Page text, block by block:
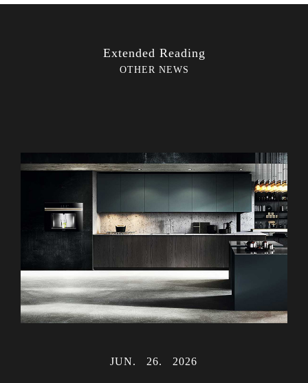
Extended Reading
OTHER NEWS
JUN 26 2026
JUN 22 2026
APR 24 2026
JAN 05 2026
MAY 22 2024
MAY 06 2024
APR 26 2024
MAR 19 2024
FEB 27 2024
FEB 01 2024
JAN 17 2024
DEC 14
2023
NOV 29 2023
NOV 01 2023
AUG 07 2023
AUG 04 2023
JUL 27 2023
APR 24 2023
APR 20 2023
JAN 31 2023
JAN 10 2023
DEC 15
2022
NOV 21 2022
OCT 14 2022
AUG 27 2022
MAY
12 2022
FEB 14 2020
OCT 16 2019
DEC 12 2018